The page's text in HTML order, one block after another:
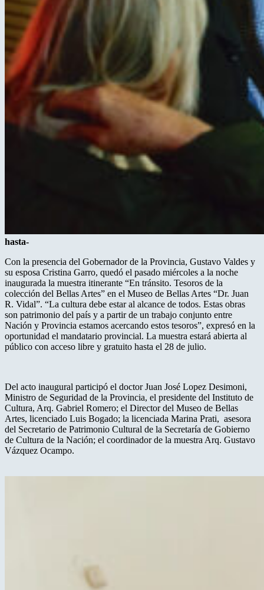
hasta-
Con la presencia del Gobernador de la Provincia, Gustavo Valdes y
su esposa Cristina Garro, quedó el pasado miércoles a la noche
inaugurada la muestra itinerante “En tránsito. Tesoros de la
colección del Bellas Artes” en el Museo de Bellas Artes “Dr. Juan
R. Vidal”. “La cultura debe estar al alcance de todos. Estas obras
son patrimonio del país y a partir de un trabajo conjunto entre
Nación y Provincia estamos acercando estos tesoros”, expresó en la
oportunidad el mandatario provincial. La muestra estará abierta al
público con acceso libre y gratuito hasta el 28 de julio.
Del acto inaugural participó el doctor Juan José Lopez Desimoni,
Ministro de Seguridad de la Provincia, el presidente del Instituto de
Cultura, Arq. Gabriel Romero; el Director del Museo de Bellas
Artes, licenciado Luis Bogado; la licenciada Marina Prati, asesora
del Secretario de Patrimonio Cultural de la Secretaría de Gobierno
de Cultura de la Nación; el coordinador de la muestra Arq. Gustavo
Vázquez Ocampo.